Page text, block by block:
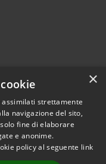
© 2026 • Città di
Comacchio • Powered by
×
assimilati strettamente
navigazione del sito,
fine di elaborare
e anonime.
policy al seguente link